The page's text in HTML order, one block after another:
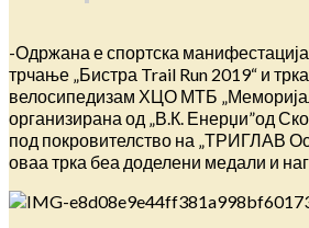
-Одржана е спортска
трчање „Бистра Trail Run 2019“ и
велосипедизам ХЦО МТБ
организирана од „В.К. Енерџи”од
под покровителство на „ТРИГЛАВ
оваа трка беа доделени медали и